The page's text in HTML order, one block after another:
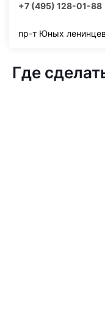
+7 (495) 128-01-88
пр-т Юных
Где